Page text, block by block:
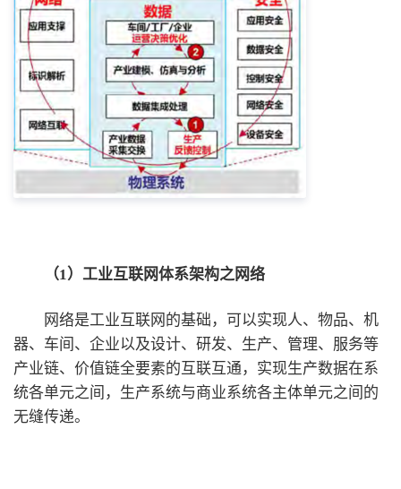
（1）工业互联网体系架构之网络
网络是工业互联网的基础，可以实现人、物品、机
器、车间、企业以及设计、研发、生产、管理、服务等
产业链、价值链全要素的互联互通，实现生产数据在系
统各单元之间，生产系统与商业系统各主体单元之间的
无缝传递。